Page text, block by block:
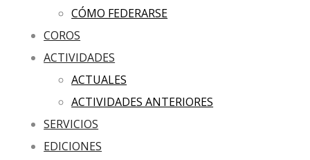
CÓMO FEDERARSE
COROS
ACTIVIDADES
ACTUALES
ACTIVIDADES ANTERIORES
SERVICIOS
EDICIONES